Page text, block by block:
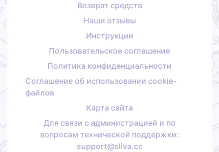
Возврат средств
Наши отзывы
Инструкции
Пользовательское соглашение
Политика конфиденциальности
Соглашение об использовании cookie-
файлов
Карта сайта
Для связи с администрацией и по
вопросам технической поддержки:
support@sliva.cc